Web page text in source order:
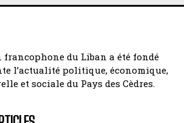
francophone du Liban a été fondé
l’actualité politique, économique,
et sociale du Pays des Cèdres.